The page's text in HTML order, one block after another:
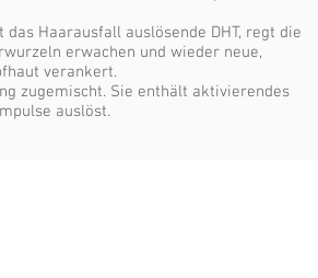
das Haarausfall auslösende DHT, regt die
erwachen und wieder neue,
verankert.
zugemischt. Sie enthält aktivierendes
auslöst.